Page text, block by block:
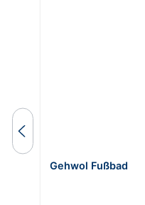
Gehwol Fußbad